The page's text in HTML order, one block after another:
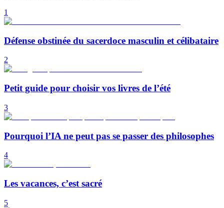
1
Défense obstinée du sacerdoce masculin et célibataire
2
Petit guide pour choisir vos livres de l’été
3
Pourquoi l’IA ne peut pas se passer des philosophes
4
Les vacances, c’est sacré
5